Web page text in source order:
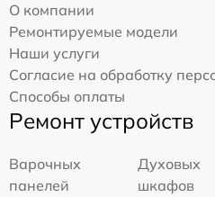
О компании
Ремонтируемые модели
Наши услуги
Согласие на обработку
Способы оплаты
Ремонт устройств
Варочных
панелей
Духовых
шкафов